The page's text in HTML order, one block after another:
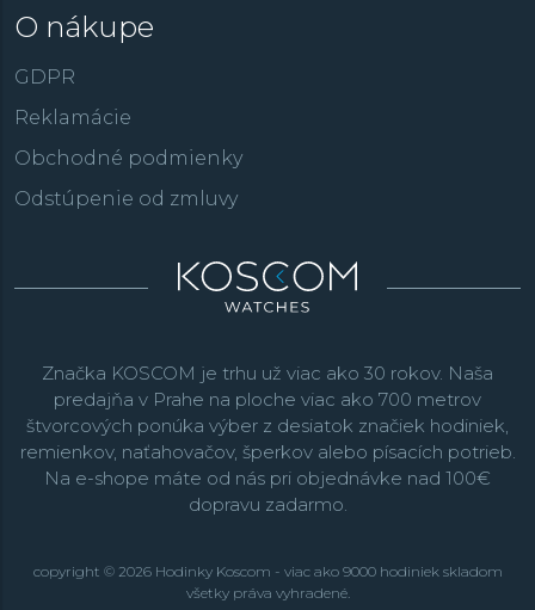
O nákupe
GDPR
Reklamácie
Obchodné podmienky
Odstúpenie od zmluvy
Značka KOSCOM je trhu už viac ako 30 rokov. Naša
predajňa v Prahe na ploche viac ako 700 metrov
štvorcových ponúka výber z desiatok značiek hodiniek,
remienkov, naťahovačov, šperkov alebo písacích potrieb.
Na e-shope máte od nás pri objednávke nad 100€
dopravu zadarmo.
copyright © 2026 Hodinky Koscom - viac ako 9000 hodiniek skladom
všetky práva vyhradené.